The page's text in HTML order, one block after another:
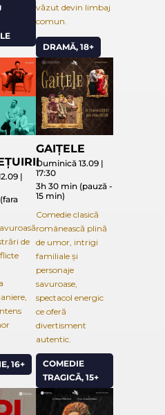
văzut devin limbaj
comun.
DRAMĂ, 18+
|
de
16+
GAIȚELE
Duminică 13.09 |
17:30
3h 30 min (pauză -
15 min)
Comedie clasică
românească plină
de umor, intrigi
familiale și
personaje
savuroase,
spectacol energic
ce oferă
divertisment
autentic.
COMEDIE
TRAGICĂ, 15+